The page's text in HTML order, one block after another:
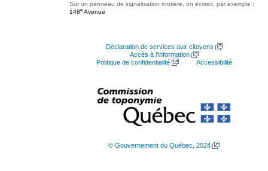
Sur un panneau de signalisation routière, on écrirait, par exemple :
148e Avenue
Déclaration de services aux citoyens
Accès à l’information
Politique de confidentialité
Accessibilité
© Gouvernement du Québec, 2024